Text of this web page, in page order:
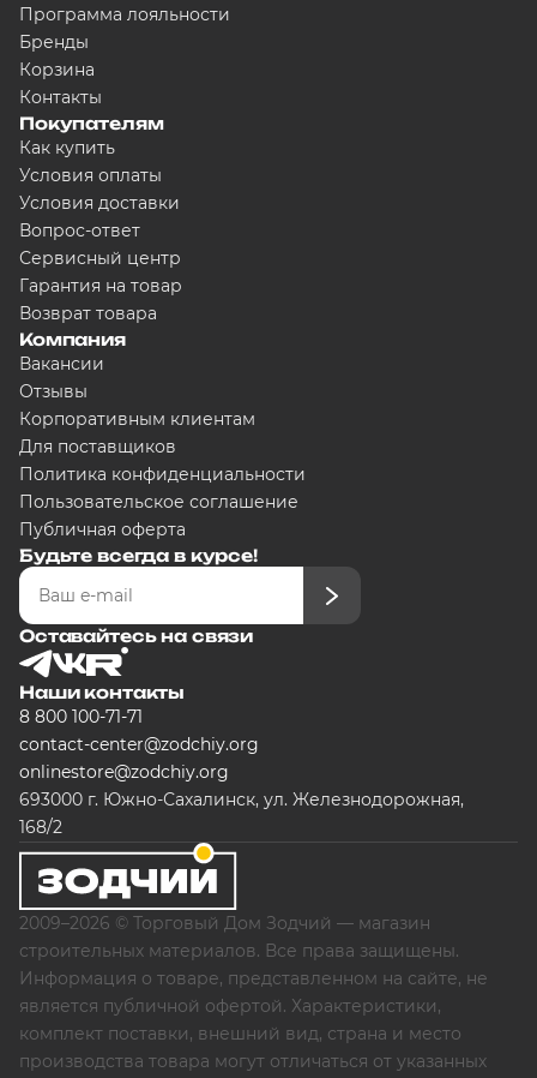
Программа лояльности
Бренды
Корзина
Контакты
Покупателям
Как купить
Условия оплаты
Условия доставки
Вопрос-ответ
Сервисный центр
Гарантия на товар
Возврат товара
Компания
Вакансии
Отзывы
Корпоративным клиентам
Для поставщиков
Политика конфиденциальности
Пользовательское соглашение
Публичная оферта
Будьте всегда в курсе!
Оставайтесь на связи
Наши контакты
8 800 100-71-71
contact-center@zodchiy.org
onlinestore@zodchiy.org
693000 г. Южно-Сахалинск, ул. Железнодорожная,
168/2
2009–2026 © Торговый Дом Зодчий — магазин
строительных материалов. Все права защищены.
Информация о товаре, представленном на сайте, не
является публичной офертой. Характеристики,
комплект поставки, внешний вид, страна и место
производства товара могут отличаться от указанных